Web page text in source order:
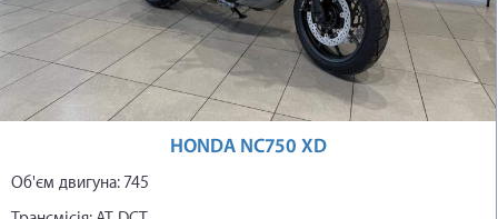
HONDA NC750 XD
Об'єм двигуна: 745